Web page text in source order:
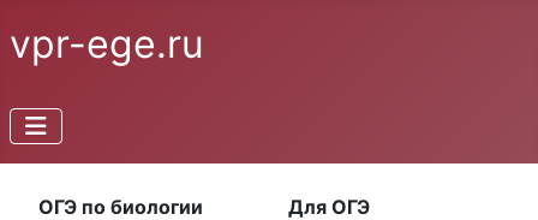
vpr-ege.ru
ОГЭ по биологии
Для ОГЭ